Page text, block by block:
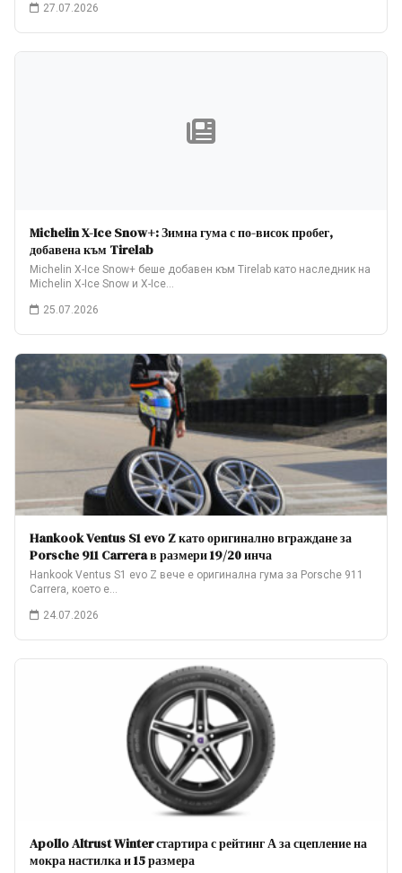
27.07.2026
Michelin X-Ice Snow+: Зимна гума с по-висок пробег,
добавена към Tirelab
Michelin X-Ice Snow+ беше добавен към Tirelab като наследник на
Michelin X-Ice Snow и X-Ice…
25.07.2026
Hankook Ventus S1 evo Z като оригинално вграждане за
Porsche 911 Carrera в размери 19/20 инча
Hankook Ventus S1 evo Z вече е оригинална гума за Porsche 911
Carrera, което е…
24.07.2026
Apollo Altrust Winter стартира с рейтинг А за сцепление на
мокра настилка и 15 размера